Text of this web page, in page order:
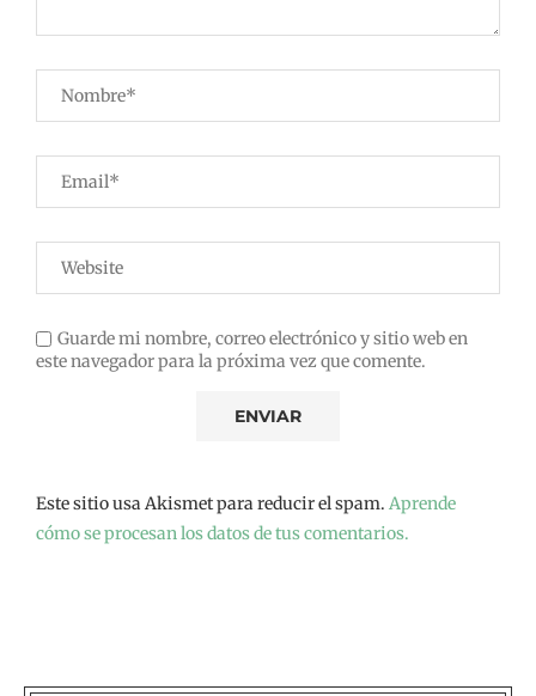
Guarde mi nombre, correo electrónico y sitio web en
este navegador para la próxima vez que comente.
Este sitio usa Akismet para reducir el spam. Aprende
cómo se procesan los datos de tus comentarios.